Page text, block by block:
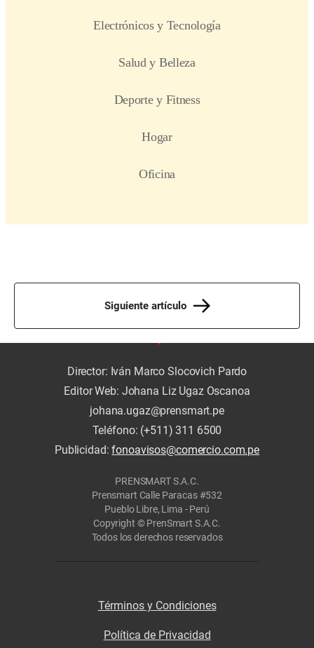
Siguiente artículo
Director: Iván Marco Slocovich Pardo
Editor Web: Johana Liz Ugaz Oscanoa
johana.ugaz@prensmart.pe
Teléfono: (+511) 311 6500
Publicidad:fonoavisos@comercio.com.pe
PRENSMART S.A.C.
Prensmart Calle Paracas #532
Pueblo Libre, Lima - Perú
Copyright © PrenSmart S.A.C.
Todos los derechos reservados
Términos y Condiciones
Política de Privacidad